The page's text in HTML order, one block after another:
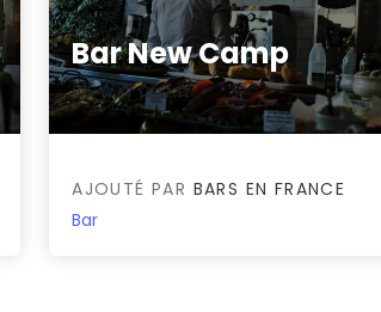
Bar New Camp
0/5
AJOUTÉ PAR BARS EN FRANCE
Bar